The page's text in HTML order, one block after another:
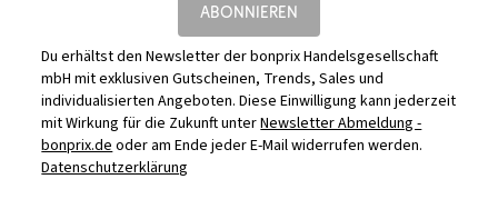
ABONNIEREN
Du erhältst den Newsletter der bonprix Handelsgesellschaft
mbH mit exklusiven Gutscheinen, Trends, Sales und
individualisierten Angeboten. Diese Einwilligung kann jederzeit
mit Wirkung für die Zukunft unterNewsletter Abmeldung -
bonprix.deoder am Ende jeder E-Mail widerrufen werden.
Datenschutzerklärung